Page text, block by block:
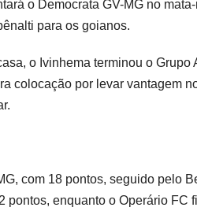
o Democrata GV-MG no
para os goianos.
o Ivinhema terminou o
colocação por levar vantagem
com 18 pontos, seguido pelo
pontos, enquanto o Operário FC